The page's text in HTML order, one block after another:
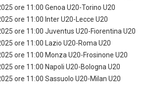
ore 11:00 Genoa U20-Torino U20
ore 11:00 Inter U20-Lecce U20
ore 11:00 Juventus U20-Fiorentina U20
ore 11:00 Lazio U20-Roma U20
ore 11:00 Monza U20-Frosinone U20
ore 11:00 Napoli U20-Bologna U20
ore 11:00 Sassuolo U20-Milan U20